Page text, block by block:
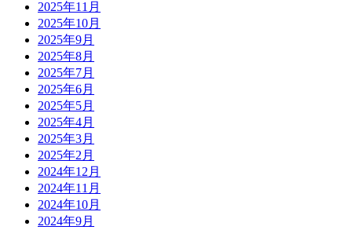
2025年11月
2025年10月
2025年9月
2025年8月
2025年7月
2025年6月
2025年5月
2025年4月
2025年3月
2025年2月
2024年12月
2024年11月
2024年10月
2024年9月